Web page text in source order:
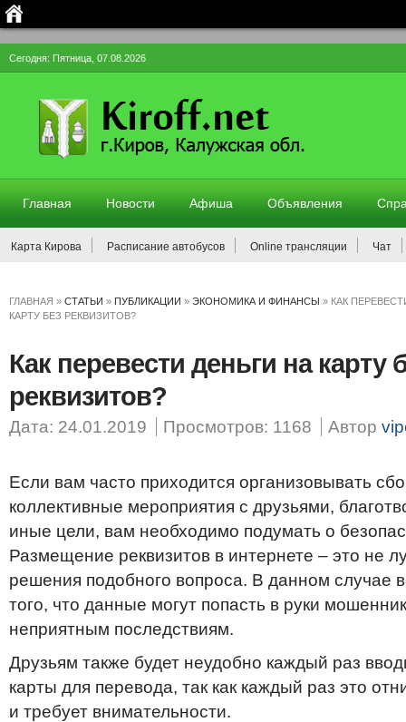
Сегодня: Пятница, 07.08.2026
Главная Новости Афиша Объявления
Карта Кирова Расписание автобусов Online трансляции Чат
ГЛАВНАЯ » СТАТЬИ » ПУБЛИКАЦИИ » ЭКОНОМИКА И ФИНАНСЫ » КАК
КАРТУ БЕЗ РЕКВИЗИТОВ?
Как перевести деньги на карту
реквизитов?
Дата: 24.01.2019 Просмотров: 1168 Автор
Если вам часто приходится организовывать
коллективные мероприятия с друзьями,
иные цели, вам необходимо подумать о
Размещение реквизитов в интернете – это не
решения подобного вопроса. В данном случае
того, что данные могут попасть в руки
неприятным последствиям.
Друзьям также будет неудобно каждый раз
карты для перевода, так как каждый раз это
и требует внимательности.